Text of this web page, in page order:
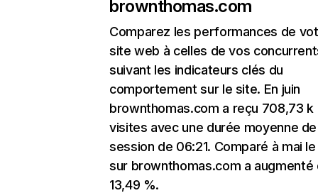
brownthomas.com
Comparez les performances de
site web à celles de vos
suivant les indicateurs clés du
comportement sur le site. En juin
brownthomas.com a reçu 708,73 k
visites avec une durée moyenne
session de 06:21. Comparé à mai
sur brownthomas.com a augmenté
13,49 %.